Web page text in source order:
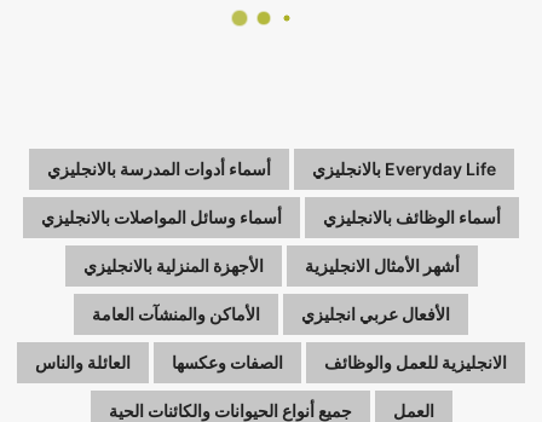
Everyday Life بالانجليزي أسماء أدوات المدرسة بالانجليزي
أسماء الوظائف بالانجليزي أسماء وسائل المواصلات بالانجليزي
أشهر الأمثال الانجليزية الأجهزة المنزلية بالانجليزي
الأفعال عربي انجليزي الأماكن والمنشآت العامة
الانجليزية للعمل والوظائف الصفات وعكسها العائلة والناس
العمل جميع أنواع الحيوانات والكائنات الحية